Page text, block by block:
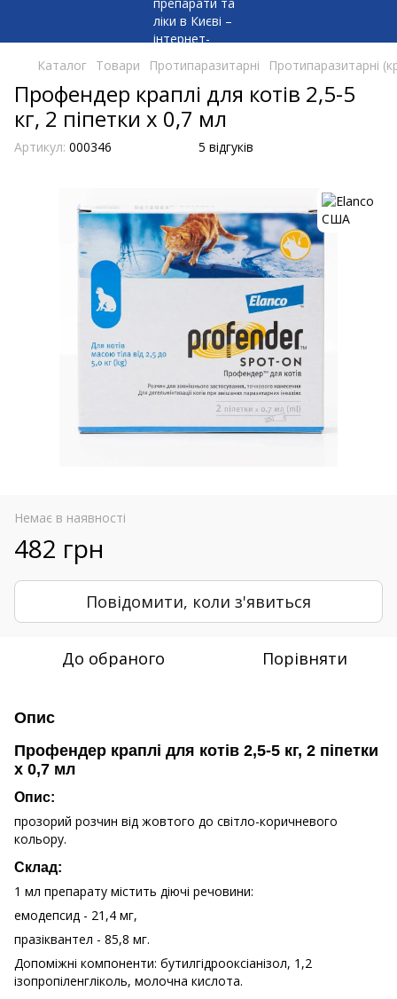
Каталог Товари Протипаразитарні Протипаразитарні
Профендер краплі для котів 2,5-5
кг, 2 піпетки х 0,7 мл
Артикул: 000346 5 відгуків
Немає в наявності
482 грн
Повідомити, коли з'явиться
До обраного Порівняти
Опис
Профендер краплі для котів 2,5-5 кг, 2 піпетки
х 0,7 мл
Опис:
прозорий розчин від жовтого до світло-коричневого
кольору.
Склад:
1 мл препарату містить діючі речовини:
емодепсид - 21,4 мг,
празіквантел - 85,8 мг.
Допоміжні компоненти: бутилгідрооксіанізол, 1,2
ізопропіленгліколь, молочна кислота.